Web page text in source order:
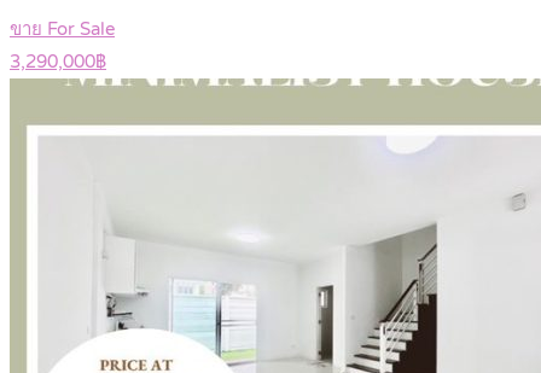
ขาย For Sale
3,290,000฿